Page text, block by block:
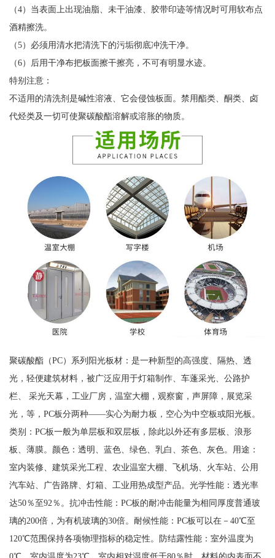
（4）当表面上出现油脂、未干油漆、胶带印迹等情况时可用软布点
酒精擦洗。
（5）必须用清水把清洗下的污垢彻底冲洗干净。
（6）后用干净布把板面擦干擦亮，不可有明显水迹。
特别注意：
不适用的清洗剂是碱性溶液、它会侵蚀板面。禁用酯类、酮类、卤
代烃类及一切可使聚碳酸酯溶解或溶胀的物质。
聚碳酸酯（PC）系列阳光板材：是一种新型的高强度、隔热、透
光，轻便建筑材料，被广泛应用于灯箱制作、车蓬采光、公路护
栏、 采光天幕，工业厂房，温室大棚，观察窗，声屏障，展览采
光，等，PC板分两种——实心为耐力板，空心为中空板或阳光板。
类别：PC板一般为单层板和双层板，除此以外还有多层板、浪形
板、薄膜。颜色：透明、蓝色、绿色、乳白、茶色、灰色。用途：
室内装修、建筑采光工程、农业温室大棚、飞机场、火车站、公用
汽车站、广告路牌、灯箱、工业用热成型产品。光学性能：透光率
达50％至92％。抗冲击性能：PC板的耐冲击能量为相同厚度普通玻
璃的200倍，为有机玻璃的30倍。耐候性能：PC板可以在－40℃至
120℃范围保持各项物理指标的稳定性。防结露性能：室外温度为